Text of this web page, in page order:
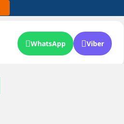
WhatsApp Viber